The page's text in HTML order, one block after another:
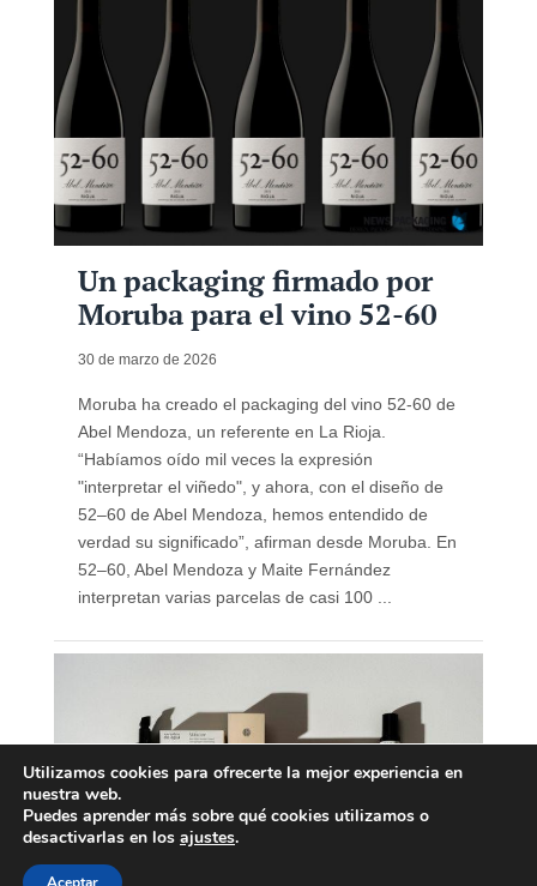
Un packaging firmado por
Moruba para el vino 52-60
30 de marzo de 2026
Moruba ha creado el packaging del vino 52-60 de
Abel Mendoza, un referente en La Rioja.
“Habíamos oído mil veces la expresión
"interpretar el viñedo", y ahora, con el diseño de
52–60 de Abel Mendoza, hemos entendido de
verdad su significado”, afirman desde Moruba. En
52–60, Abel Mendoza y Maite Fernández
interpretan varias parcelas de casi 100 ...
Utilizamos cookies para ofrecerte la mejor experiencia en
nuestra web.
Puedes aprender más sobre qué cookies utilizamos o
desactivarlas en los ajustes.